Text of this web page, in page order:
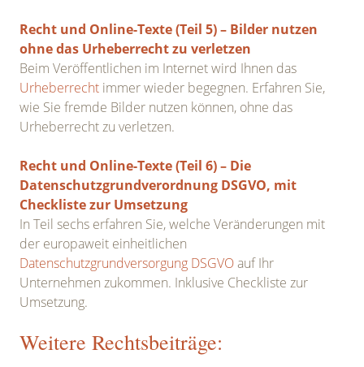
Recht und Online-Texte (Teil 5) – Bilder nutzen
ohne das Urheberrecht zu verletzen
Beim Veröffentlichen im Internet wird Ihnen das
Urheberrecht immer wieder begegnen. Erfahren Sie,
wie Sie fremde Bilder nutzen können, ohne das
Urheberrecht zu verletzen.
Recht und Online-Texte (Teil 6) – Die
Datenschutzgrundverordnung DSGVO, mit
Checkliste zur Umsetzung
In Teil sechs erfahren Sie, welche Veränderungen mit
der europaweit einheitlichen
Datenschutzgrundversorgung DSGVOauf Ihr
Unternehmen zukommen. Inklusive Checkliste zur
Umsetzung.
Weitere Rechtsbeiträge: